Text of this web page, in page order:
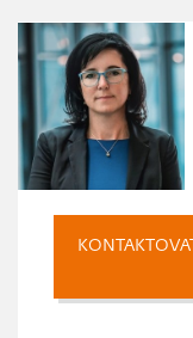
KONTAKTOVAT